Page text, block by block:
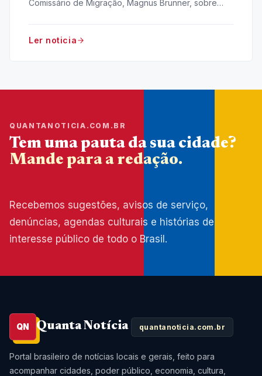
Comissário de Migração, Magnus Brunner, sobre
Ler noticia
QUANTANOTICIA.COM.BR
Tem uma pauta da sua cidade?
Mande para a redação.
Recebemos sugestões, avisos de serviço,
denúncias, agendas culturais e histórias de
interesse público de todo o Brasil.
QN Quanta Notícia quantanoticia.com.br
Portal brasileiro de notícias locais e gerais, feito para
acompanhar cidades, poder público, economia, cultura,